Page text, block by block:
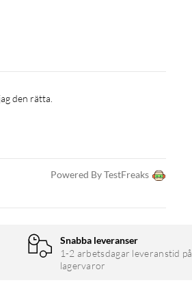
den rätta.
Powered By TestFreaks
Snabba leveranser
1-2 arbetsdagar leveranstid på
lagervaror